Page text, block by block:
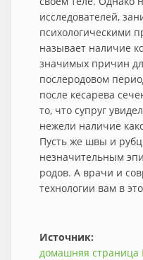
исследователей,
психологическими
называет наличие
значимых причин
послеродовом
после кесарева
то, что супруг
нежели наличие
Пусть же швы и
незначительным
родов. А врачи и
технологии вам в
Источник:
домашняя страница